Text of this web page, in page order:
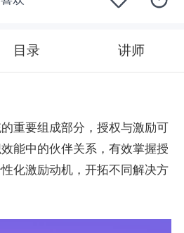
目录 讲师
重要组成部分，授权与激励可
能中的伙伴关系，有效掌握授
化激励动机，开拓不同解决方